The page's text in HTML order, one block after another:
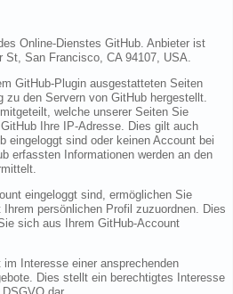
Online-Dienstes GitHub. Anbieter ist
San Francisco, CA 94107, USA.
GitHub-Plugin ausgestatteten Seiten
zu den Servern von GitHub hergestellt.
welche unserer Seiten Sie
Ihre IP-Adresse. Dies gilt auch
eingeloggt sind oder keinen Account bei
erfassten Informationen werden an den
eingeloggt sind, ermöglichen Sie
persönlichen Profil zuzuordnen. Dies
sich aus Ihrem GitHub-Account
Interesse einer ansprechenden
Dies stellt ein berechtigtes Interesse